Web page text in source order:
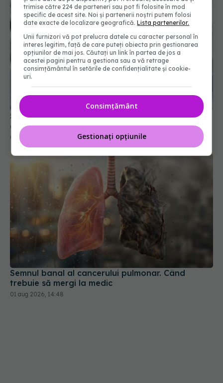
Semnul care poate indica un risc ascuns de
diabet. Ce au descoperit cercetătorii
02 aug 2026, 15:41
Semnul banal al cancerului pulmonar. Când
trebuie să mergi la medic
01 aug 2026, 14:48
trimise către 224 de parteneri sau pot fi folosite în mod
specific de acest site. Noi și partenerii noștri putem folosi
date exacte de localizare geografică.Lista partenerilor.
Unii furnizori vă pot prelucra datele cu caracter personal în
interes legitim, față de care puteți obiecta prin gestionarea
opțiunilor de mai jos. Căutați un link în partea de jos a
acestei pagini pentru a gestiona sau a vă retrage
consimțământul în setările de confidențialitate și cookie-
uri.
Consimțământ
Gestionați opțiunile